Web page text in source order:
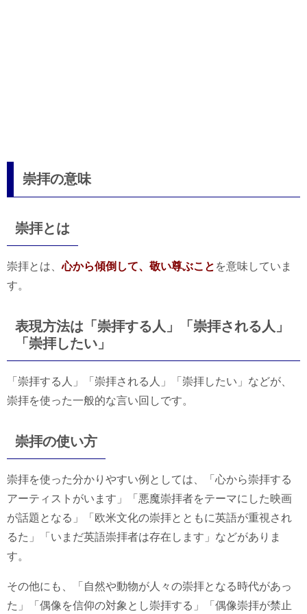
崇拝の意味
崇拝とは
崇拝とは、心から傾倒して、敬い尊ぶこと を意味していま
す。
表現方法は「崇拝する人」「崇拝される人」
「崇拝したい」
「崇拝する人」「崇拝される人」「崇拝したい」などが、
崇拝を使った一般的な言い回しです。
崇拝の使い方
崇拝を使った分かりやすい例としては、「心から崇拝する
アーティストがいます」「悪魔崇拝者をテーマにした映画
が話題となる」「欧米文化の崇拝とともに英語が重視され
るた」「いまだ英語崇拝者は存在します」などがありま
す。
その他にも、「自然や動物が人々の崇拝となる時代があっ
た」「偶像を信仰の対象とし崇拝する」「偶像崇拝が禁止